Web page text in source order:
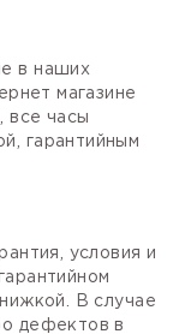
в наших
магазине
все часы
гарантийным
условия и
В случае
дефектов в